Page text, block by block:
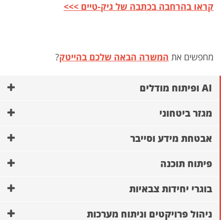
קראו בהרחבה בכתבה של גיק-טיים >>>
מחפשים את המשרה הבאה שלכם בהייטק?
AI ופיתוח מודלים
מגזר ביטחוני
אבטחת מידע וסייבר
פיתוח תוכנה
בוגרי יחידות צבאיות
ניהול פרויקטים וניתוח מערכות